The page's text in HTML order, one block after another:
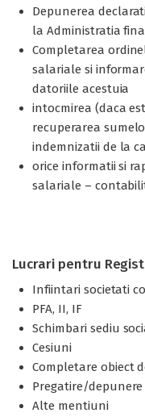
Depunerea
la Administratia
Completarea
salariale si
datoriile acestuia
intocmirea (daca
recuperarea
indemnizatii de la
orice informatii si
salariale –
Lucrari pentru
Infiintari societati
PFA, II, IF
Schimbari sediu
Cesiuni
Completare obiect
Pregatire/
Alte mentiuni